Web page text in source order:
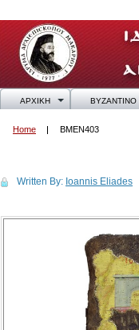
ΑΡΧΙΚΗ
Home BMEN403
Written By: Ioannis Eliades